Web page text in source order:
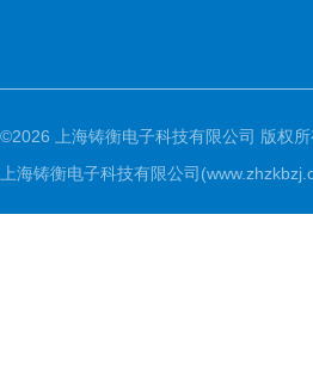
©2026 上海铸衡电子科技有限公司 版权
上海铸衡电子科技有限公司